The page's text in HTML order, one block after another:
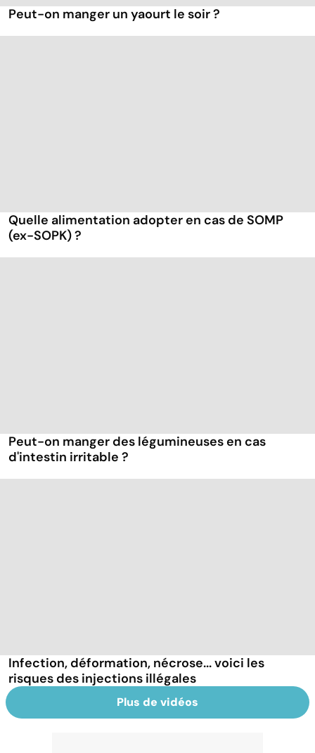
Peut-on manger un yaourt le soir ?
Quelle alimentation adopter en cas de SOMP
(ex-SOPK) ?
Peut-on manger des légumineuses en cas
d'intestin irritable ?
Infection, déformation, nécrose... voici les
risques des injections illégales
Plus de vidéos